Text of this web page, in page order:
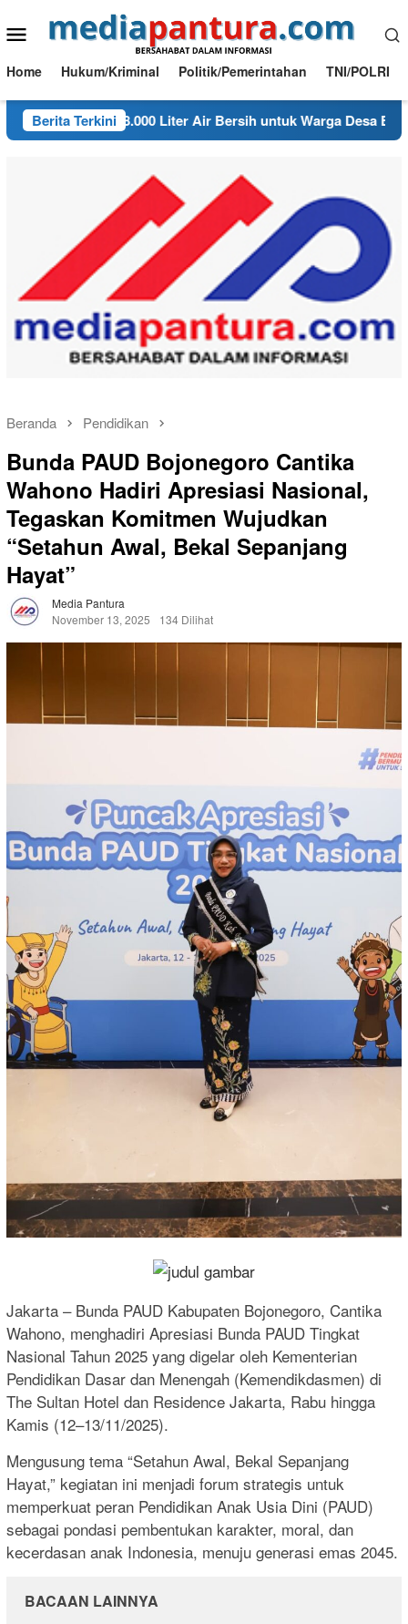
ke
Menu
Mobile
Home Hukum/Kriminal Politik/Pemerintahan TNI/POLRI
Berita Terkini
8.000 Liter Air Bersih untuk Warga Desa Bondol
Beranda Pendidikan
Bunda PAUD Bojonegoro Cantika
Wahono Hadiri Apresiasi Nasional,
Tegaskan Komitmen Wujudkan
“Setahun Awal, Bekal Sepanjang
Hayat”
Media Pantura
November 13, 2025
134 Dilihat
Jakarta – Bunda PAUD Kabupaten Bojonegoro, Cantika
Wahono, menghadiri Apresiasi Bunda PAUD Tingkat
Nasional Tahun 2025 yang digelar oleh Kementerian
Pendidikan Dasar dan Menengah (Kemendikdasmen) di
The Sultan Hotel dan Residence Jakarta, Rabu hingga
Kamis (12–13/11/2025).
Mengusung tema “Setahun Awal, Bekal Sepanjang
Hayat,” kegiatan ini menjadi forum strategis untuk
memperkuat peran Pendidikan Anak Usia Dini (PAUD)
sebagai pondasi pembentukan karakter, moral, dan
kecerdasan anak Indonesia, menuju generasi emas 2045.
BACAAN LAINNYA